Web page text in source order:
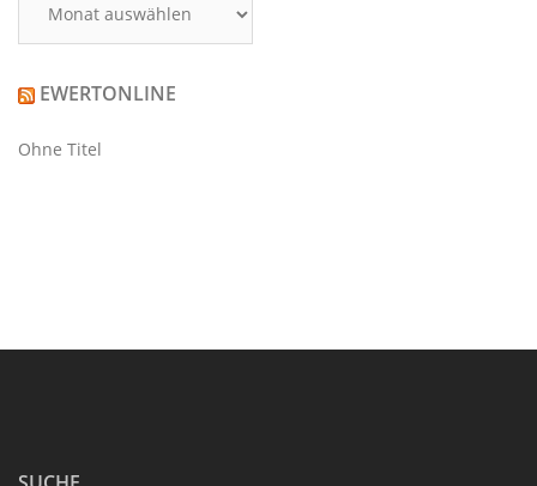
EWERTONLINE
Ohne Titel